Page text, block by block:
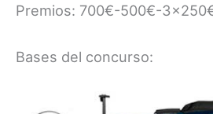
Premios: 700€-500€-
Bases del concurso: